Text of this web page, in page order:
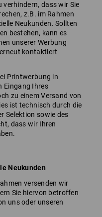
verhindern, dass wir Sie
z.B. im Rahmen
Neukunden. Sollten
bestehen, kann es
unserer Werbung
kontaktiert
Printwerbung in
Eingang Ihres
zu einem Versand von
ist technisch durch die
Selektion sowie des
dass wir Ihren
Neukunden
versenden wir
Sie hiervon betroffen
uns oder unseren